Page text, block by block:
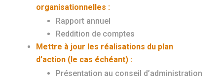
organisationnelles :
Rapport annuel
Reddition de comptes
Mettre à jour les réalisations du plan
d’action (le cas échéant) :
Présentation au conseil d’administration